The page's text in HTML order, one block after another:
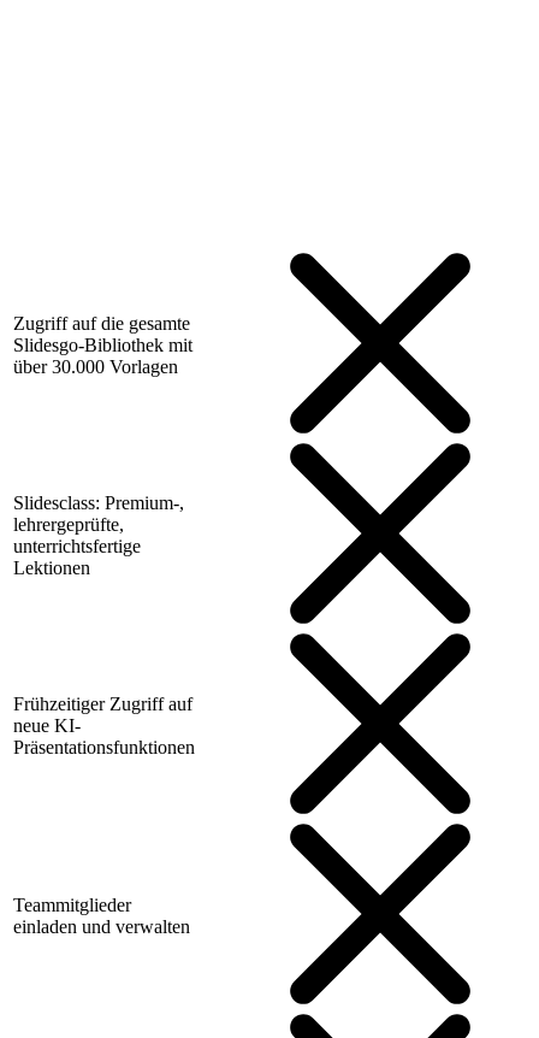
Zugriff auf die gesamte
Slidesgo-Bibliothek mit
über 30.000 Vorlagen
Slidesclass: Premium-,
lehrergeprüfte,
unterrichtsfertige
Lektionen
Frühzeitiger Zugriff auf
neue KI-
Präsentationsfunktionen
Teammitglieder
einladen und verwalten